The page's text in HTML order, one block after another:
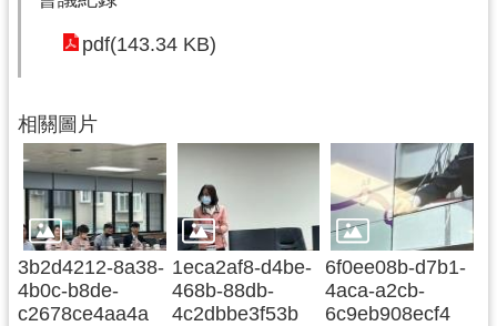
認
識
我
們
訊
息
pdf(143.34 KB)
相關圖片
3b2d4212-8a38-
4b0c-b8de-
c2678ce4aa4a
1eca2af8-d4be-
468b-88db-
4c2dbbe3f53b
6f0ee08b-d7b1-
4aca-a2cb-
6c9eb908ecf4